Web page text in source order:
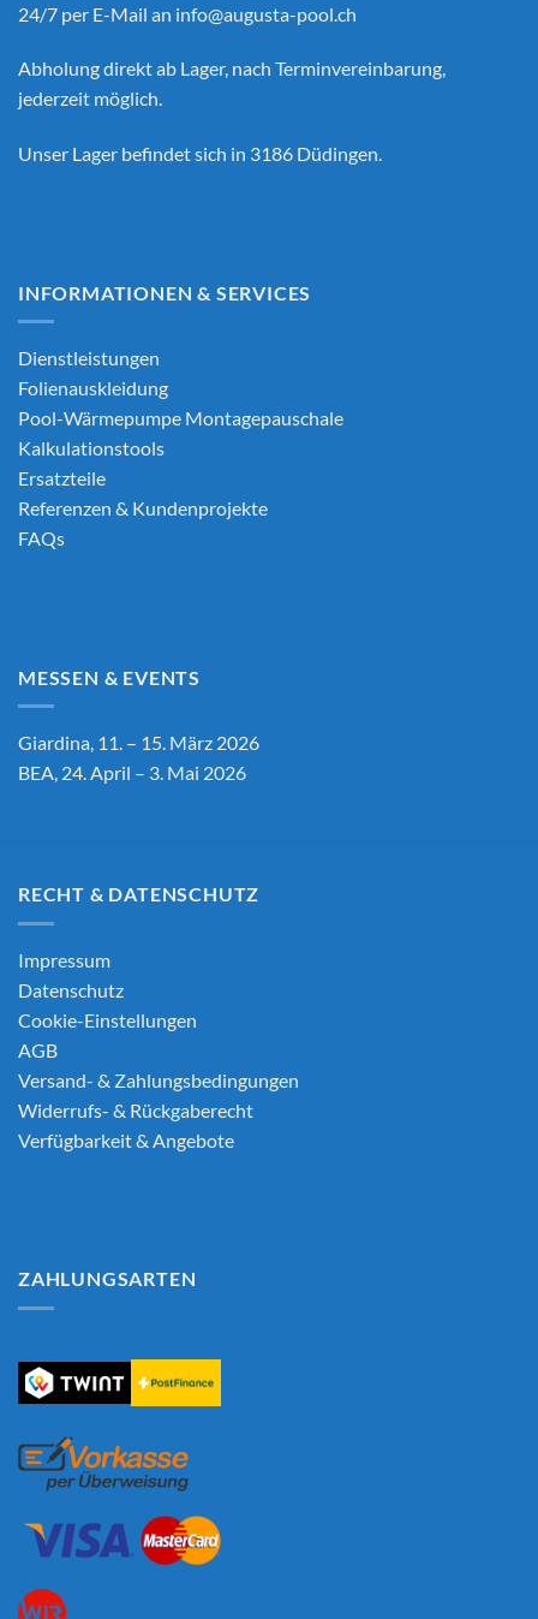
24/7 per E-Mail an info@augusta-pool.ch
Abholung direkt ab Lager, nach Terminvereinbarung,
jederzeit möglich.
Unser Lager befindet sich in 3186 Düdingen.
INFORMATIONEN & SERVICES
Dienstleistungen
Folienauskleidung
Pool-Wärmepumpe Montagepauschale
Kalkulationstools
Ersatzteile
Referenzen & Kundenprojekte
FAQs
MESSEN & EVENTS
Giardina, 11. – 15. März 2026
BEA, 24. April – 3. Mai 2026
RECHT & DATENSCHUTZ
Impressum
Datenschutz
Cookie-Einstellungen
AGB
Versand- & Zahlungsbedingungen
Widerrufs- & Rückgaberecht
Verfügbarkeit & Angebote
ZAHLUNGSARTEN